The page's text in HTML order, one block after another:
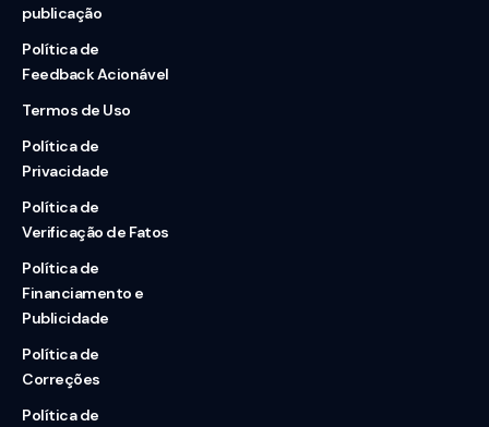
publicação
Política de
Feedback Acionável
Termos de Uso
Política de
Privacidade
Política de
Verificação de Fatos
Política de
Financiamento e
Publicidade
Política de
Correções
Política de